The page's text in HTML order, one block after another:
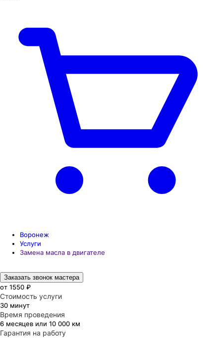
Воронеж
Услуги
Замена масла в двигателе
Заказать звонок мастера
от 1550 ₽
Стоимость услуги
30 минут
Время проведения
6 месяцев или 10 000 км
Гарантия на работу